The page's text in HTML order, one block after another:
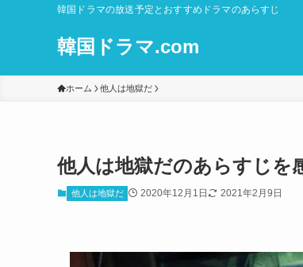
韓国ドラマの放送予定とおすすめドラマのあらすじ
韓国ドラマ.com
ホーム 他人は地獄だ
他人は地獄だのあらすじを
他人は地獄だ 2020年12月1日 2021年2月9日